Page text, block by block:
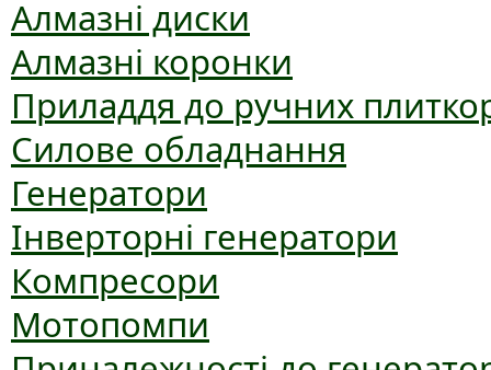
Алмазні диски
Алмазні коронки
Приладдя до ручних
Силове обладнання
Генератори
Інверторні генератори
Компресори
Мотопомпи